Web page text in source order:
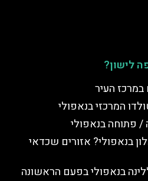
לישון?
במרכז העיר
המרכזי בנאפולי
/ פתוחה בנאפולי
בנאפולי? אזורים שכדאי
בנאפולי בפעם הראשונה